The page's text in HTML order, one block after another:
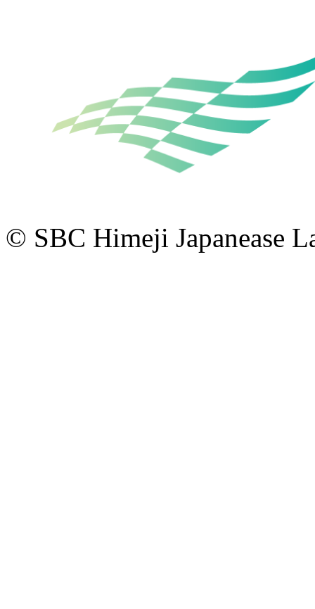
© SBC Himeji Japanease